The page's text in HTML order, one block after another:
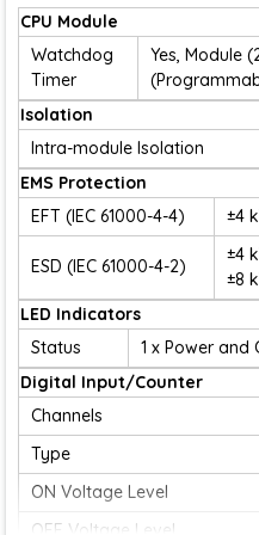
CPU Module
Watchdog
Timer
Yes, Module
Isolation
Intra-module Isolation
EMS Protection
EFT (IEC 61000-4-4)
±4
ESD (IEC 61000-4-2)
±4
±8
LED Indicators
Status
1 x Power and
Digital Input/Counter
Channels
Type
ON Voltage Level
OFF Voltage Level